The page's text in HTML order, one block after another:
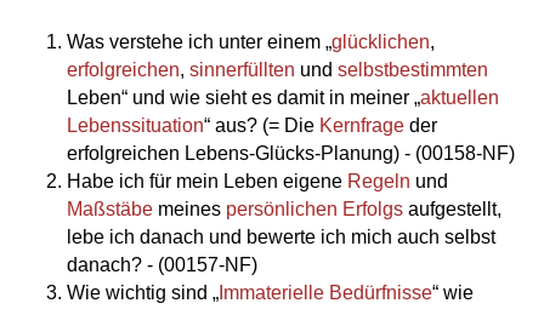
Was verstehe ich unter einem „glücklichen,
erfolgreichen, sinnerfüllten und selbstbestimmten
Leben“ und wie sieht es damit in meiner „aktuellen
Lebenssituation“ aus? (= Die Kernfrage der
erfolgreichen Lebens-Glücks-Planung) - (00158-NF)
Habe ich für mein Leben eigene Regeln und
Maßstäbe meines persönlichen Erfolgs aufgestellt,
lebe ich danach und bewerte ich mich auch selbst
danach? - (00157-NF)
Wie wichtig sind „ Immaterielle Bedürfnisse“ wie